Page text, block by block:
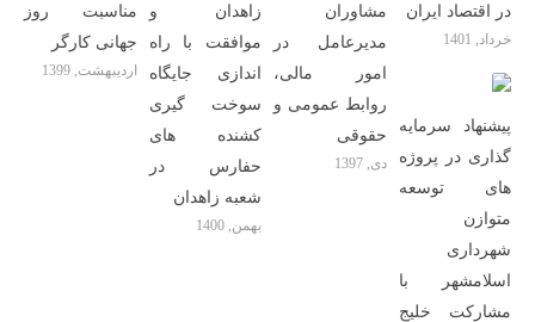
مناسبت روز
جهانی کارگر
اردیبهشت, 1399
زاهدان و
موافقت با راه
اندازی جایگاه
سوخت گیری
کشنده های
حفارس در
شعبه زاهدان
بهمن, 1400
مشاوران
مدیرعامل در
امور مالی،
روابط عمومی و
حقوقی
دی, 1397
در اقتصاد ایران
خرداد, 1401
پیشنهاد سرمایه
گذاری در پروژه
های توسعه
متوازن
شهرداری
اسلامشهر با
مشارکت خلیج